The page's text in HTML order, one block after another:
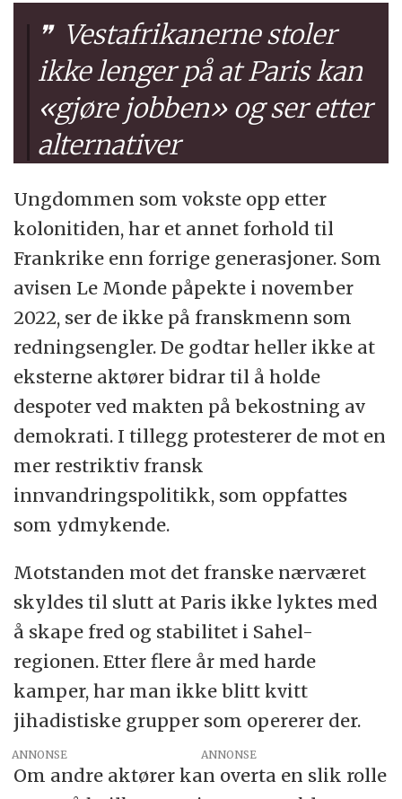
Vestafrikanerne stoler
ikke lenger på at Paris kan
«gjøre jobben» og ser etter
alternativer
Ungdommen som vokste opp etter
kolonitiden, har et annet forhold til
Frankrike enn forrige generasjoner. Som
avisen Le Monde påpekte i november
2022, ser de ikke på franskmenn som
redningsengler. De godtar heller ikke at
eksterne aktører bidrar til å holde
despoter ved makten på bekostning av
demokrati. I tillegg protesterer de mot en
mer restriktiv fransk
innvandringspolitikk, som oppfattes
som ydmykende.
Motstanden mot det franske nærværet
skyldes til slutt at Paris ikke lyktes med
å skape fred og stabilitet i Sahel-
regionen. Etter flere år med harde
kamper, har man ikke blitt kvitt
jihadistiske grupper som opererer der.
ANNONSE
Om andre aktører kan overta en slik rolle